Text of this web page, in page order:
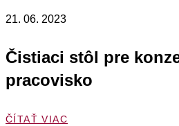
21. 06. 2023
Čistiaci stôl pre
pracovisko
ČÍTAŤ VIAC